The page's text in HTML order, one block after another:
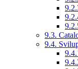
9.3.
9.4.